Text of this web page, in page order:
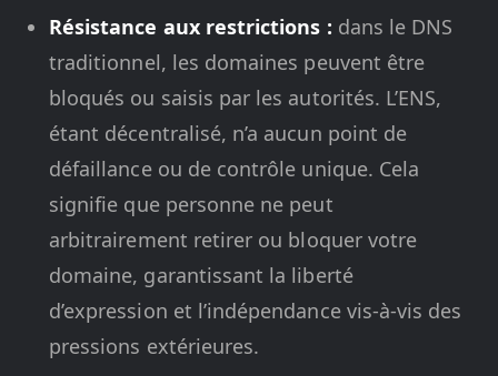
Résistance aux restrictions : dans le DNS
traditionnel, les domaines peuvent être
bloqués ou saisis par les autorités. L’ENS,
étant décentralisé, n’a aucun point de
défaillance ou de contrôle unique. Cela
signifie que personne ne peut
arbitrairement retirer ou bloquer votre
domaine, garantissant la liberté
d’expression et l’indépendance vis-à-vis des
pressions extérieures.